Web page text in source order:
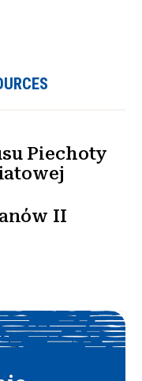
Piechoty
II